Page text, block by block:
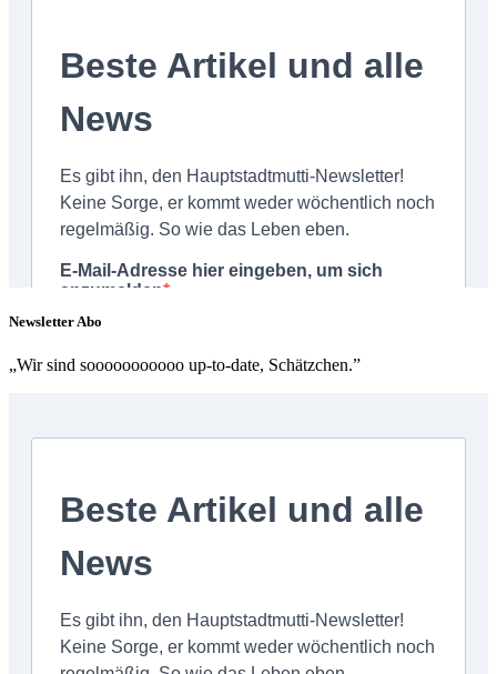
Newsletter Abo
„Wir sind sooooooooooo up-to-date, Schätzchen.”